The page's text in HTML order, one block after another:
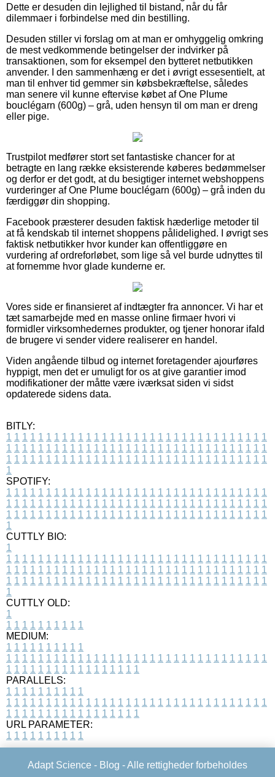
Dette er desuden din lejlighed til bistand, når du får
dilemmaer i forbindelse med din bestilling.
Desuden stiller vi forslag om at man er omhyggelig omkring
de mest vedkommende betingelser der indvirker på
transaktionen, som for eksempel den bytteret netbutikken
anvender. I den sammenhæng er det i øvrigt essesentielt, at
man til enhver tid gemmer sin købsbekræftelse, således
man senere vil kunne eftervise købet af One Plume
bouclégarn (600g) – grå, uden hensyn til om man er dreng
eller pige.
Trustpilot medfører stort set fantastiske chancer for at
betragte en lang række eksisterende køberes bedømmelser
og derfor er det godt, at du besigtiger internet webshoppens
vurderinger af One Plume bouclégarn (600g) – grå inden du
færdiggør din shopping.
Facebook præsterer desuden faktisk hæderlige metoder til
at få kendskab til internet shoppens pålidelighed. I øvrigt ses
faktisk netbutikker hvor kunder kan offentliggøre en
vurdering af ordreforløbet, som lige så vel burde udnyttes til
at fornemme hvor glade kunderne er.
Vores side er finansieret af indtægter fra annoncer. Vi har et
tæt samarbejde med en masse online firmaer hvori vi
formidler virksomhedernes produkter, og tjener honorar ifald
de brugere vi sender videre realiserer en handel.
Viden angående tilbud og internet foretagender ajourføres
hyppigt, men det er umuligt for os at give garantier imod
modifikationer der måtte være iværksat siden vi sidst
opdaterede sidens data.
BITLY:
1 1 1 1 1 1 1 1 1 1 1 1 1 1 1 1 1 1 1 1 1 1 1 1 1 1 1 1 1 1 1 1 1
1 1 1 1 1 1 1 1 1 1 1 1 1 1 1 1 1 1 1 1 1 1 1 1 1 1 1 1 1 1 1 1 1
1 1 1 1 1 1 1 1 1 1 1 1 1 1 1 1 1 1 1 1 1 1 1 1 1 1 1 1 1 1 1 1 1
1
SPOTIFY:
1 1 1 1 1 1 1 1 1 1 1 1 1 1 1 1 1 1 1 1 1 1 1 1 1 1 1 1 1 1 1 1 1
1 1 1 1 1 1 1 1 1 1 1 1 1 1 1 1 1 1 1 1 1 1 1 1 1 1 1 1 1 1 1 1 1
1 1 1 1 1 1 1 1 1 1 1 1 1 1 1 1 1 1 1 1 1 1 1 1 1 1 1 1 1 1 1 1 1
1
CUTTLY BIO:
1
1 1 1 1 1 1 1 1 1 1 1 1 1 1 1 1 1 1 1 1 1 1 1 1 1 1 1 1 1 1 1 1 1
1 1 1 1 1 1 1 1 1 1 1 1 1 1 1 1 1 1 1 1 1 1 1 1 1 1 1 1 1 1 1 1 1
1 1 1 1 1 1 1 1 1 1 1 1 1 1 1 1 1 1 1 1 1 1 1 1 1 1 1 1 1 1 1 1 1
1
CUTTLY OLD:
1
1 1 1 1 1 1 1 1 1 1
MEDIUM:
1 1 1 1 1 1 1 1 1 1
1 1 1 1 1 1 1 1 1 1 1 1 1 1 1 1 1 1 1 1 1 1 1 1 1 1 1 1 1 1 1 1 1
1 1 1 1 1 1 1 1 1 1 1 1 1 1 1 1 1
PARALLELS:
1 1 1 1 1 1 1 1 1 1
1 1 1 1 1 1 1 1 1 1 1 1 1 1 1 1 1 1 1 1 1 1 1 1 1 1 1 1 1 1 1 1 1
1 1 1 1 1 1 1 1 1 1 1 1 1 1 1 1 1
URL PARAMETER:
1 1 1 1 1 1 1 1 1 1
Adapt Science - Blog - Alle rettigheder forbeholdes